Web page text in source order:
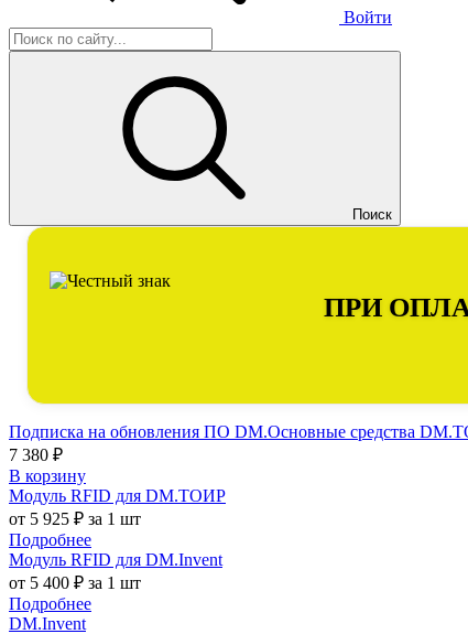
Войти
Поиск
ПРИ
Подписка на обновления ПО DM.Основные средства
7 380 ₽
В корзину
Модуль RFID для DM.ТОИР
от 5 925 ₽ за 1 шт
Подробнее
Модуль RFID для DM.Invent
от 5 400 ₽ за 1 шт
Подробнее
DM.Invent